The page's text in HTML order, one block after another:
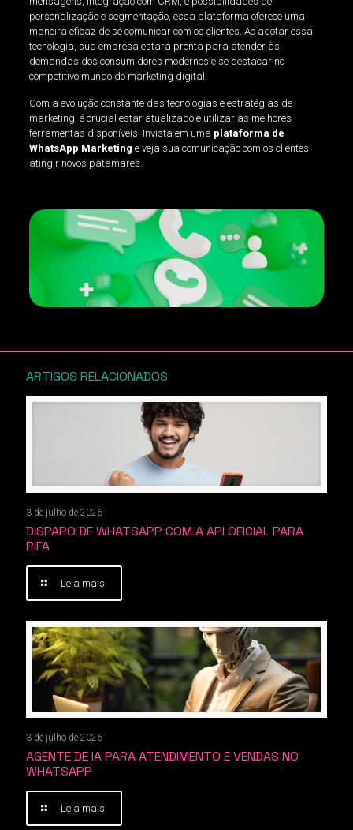
personalização e segmentação, essa plataforma oferece uma
maneira eficaz de se comunicar com os clientes. Ao adotar essa
tecnologia, sua empresa estará pronta para atender às
demandas dos consumidores modernos e se destacar no
competitivo mundo do marketing digital.
Com a evolução constante das tecnologias e estratégias de
marketing, é crucial estar atualizado e utilizar as melhores
ferramentas disponíveis. Invista em uma plataforma de
WhatsApp Marketing e veja sua comunicação com os clientes
atingir novos patamares.
ARTIGOS RELACIONADOS
3 de julho de 2026
DISPARO DE WHATSAPP COM A API OFICIAL PARA
RIFA
Leia mais
3 de julho de 2026
AGENTE DE IA PARA ATENDIMENTO E VENDAS NO
WHATSAPP
Leia mais